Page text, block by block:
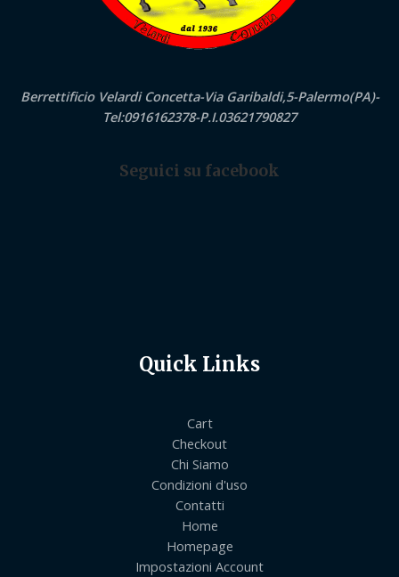
Berrettificio Velardi Concetta-Via Garibaldi,5-Palermo(PA)-
Tel:0916162378-P.I.03621790827
Seguici su facebook
Quick Links
Cart
Checkout
Chi Siamo
Condizioni d'uso
Contatti
Home
Homepage
Impostazioni Account